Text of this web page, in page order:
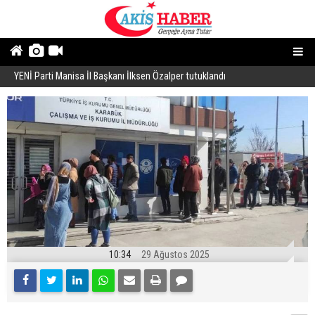
YENİ Parti Manisa İl Başkanı İlksen Özalper tutuklandı
10:34 29 Ağustos 2025